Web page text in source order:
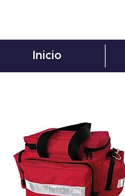
Inicio